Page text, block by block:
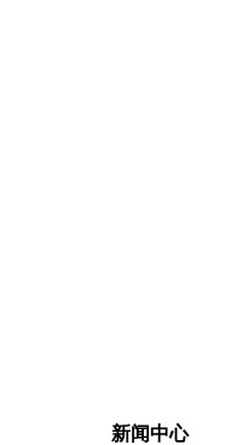
新闻中心